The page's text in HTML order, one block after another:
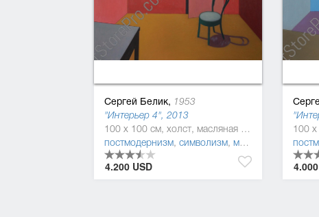
Сергей Белик, 1953
"Интерьер 4", 2013
100 x 100 см, холст, масляная краска
постмодернизм, символизм, метафизическая живопись
4.200 USD